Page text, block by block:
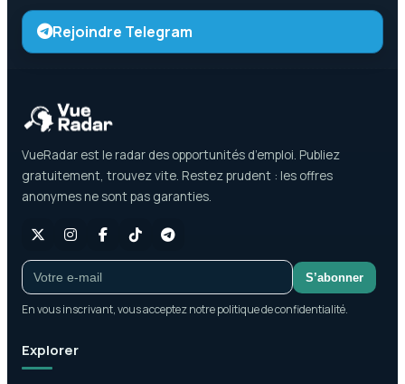
Rejoindre Telegram
VueRadar est le radar des opportunités d’emploi. Publiez
gratuitement, trouvez vite. Restez prudent : les offres
anonymes ne sont pas garanties.
S’abonner
En vous inscrivant, vous acceptez notre politique de confidentialité.
Explorer